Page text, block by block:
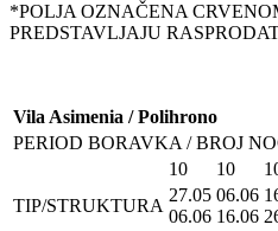
*POLJA OZNAČENA
PREDSTAVLJAJU
Vila Asimenia / Polihrono
PERIOD BORAVKA / BROJ
10
10
TIP/STRUKTURA
27.05
06.06
06.06
16.06